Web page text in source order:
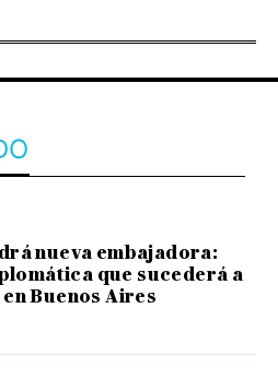
nueva embajadora:
que sucederá a
Buenos Aires